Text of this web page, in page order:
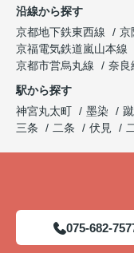
沿線から探す
京都地下鉄東西線
京
京福電気鉄道嵐山本線
京都市営烏丸線
奈良
駅から探す
神宮丸太町
墨染
三条
二条 伏見
075-682-